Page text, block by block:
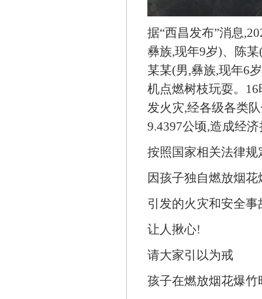
据“西昌发布”消息
彝族,现年9岁)、陈
某某(男,彝族,现年6
机点燃树枝玩耍。
发火灾,经各级各类
9.4397公顷,造成经
按照国家相关法律
因孩子独自燃放烟花
引发的火灾和安全事
让人揪心!
请大家引以为戒
孩子在燃放烟花爆竹